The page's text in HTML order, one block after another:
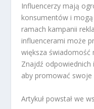
Influencerzy mają
konsumentów i
ramach kampanii
influencerami może
większa świadomość
Znajdź
aby promować swoje
Artykuł powstał we